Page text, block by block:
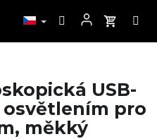
USB-
osvětlením pro
měkký